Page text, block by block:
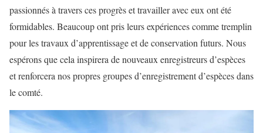
passionnés à travers ces progrès et travailler avec eux ont été
formidables. Beaucoup ont pris leurs expériences comme tremplin
pour les travaux d’apprentissage et de conservation futurs. Nous
espérons que cela inspirera de nouveaux enregistreurs d’espèces
et renforcera nos propres groupes d’enregistrement d’espèces dans
le comté.